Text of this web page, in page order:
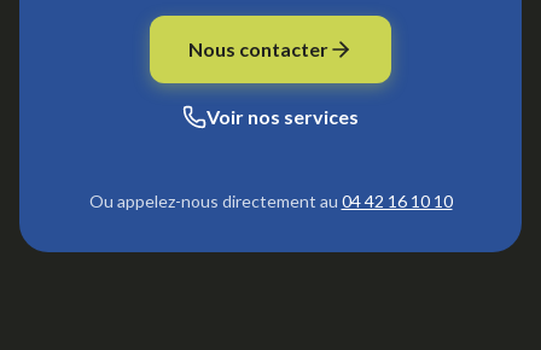
Nous contacter
Voir nos services
Ou appelez-nous directement au 04 42 16 10 10